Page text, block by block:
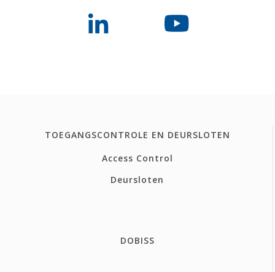
TOEGANGSCONTROLE EN DEURSLOTEN
Access Control
Deursloten
DOBISS